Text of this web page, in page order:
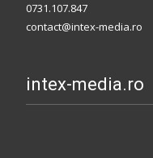
0731.107.847
contact@intex-media.ro
intex-media.ro